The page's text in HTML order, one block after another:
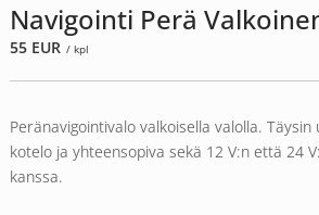
Navigointi Perä
55 EUR / kpl
Peränavigointivalo valkoisella valolla.
kotelo ja yhteensopiva sekä 12 V:n että 24
kanssa.